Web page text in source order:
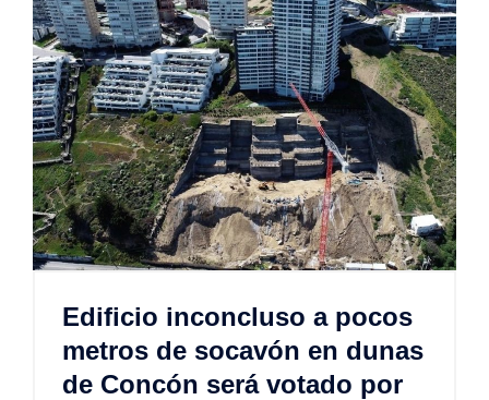
Edificio inconcluso a pocos
metros de socavón en dunas
de Concón será votado por